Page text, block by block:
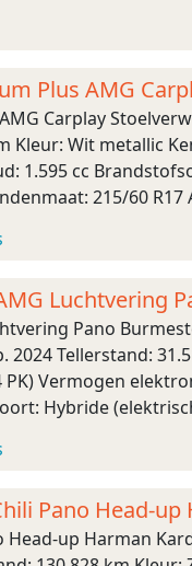
Plus AMG
Carplay
Kleur: Wit metallic
1.595 cc
215/60 R17
Luchtvering
Pano
Tellerstand:
Vermogen
Hybride
Pano Head-
Head-up Harman